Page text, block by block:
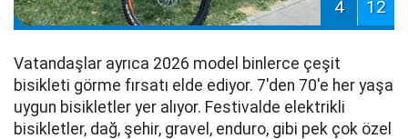
4 12
Vatandaşlar ayrıca 2026 model binlerce çeşit
bisikleti görme fırsatı elde ediyor. 7'den 70'e her yaşa
uygun bisikletler yer alıyor. Festivalde elektrikli
bisikletler, dağ, şehir, gravel, enduro, gibi pek çok özel